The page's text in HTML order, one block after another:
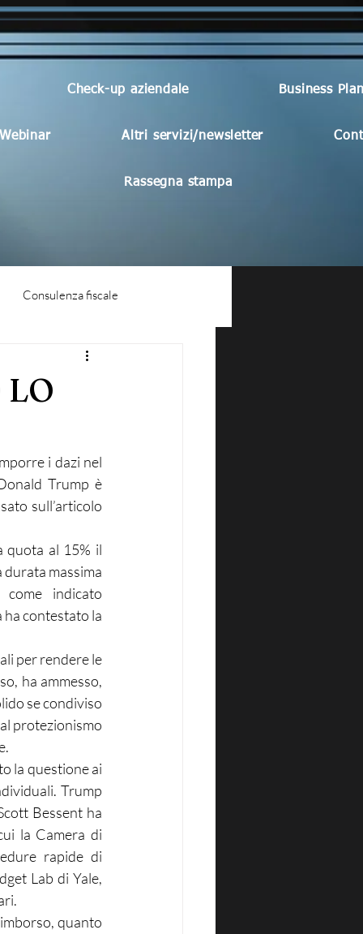
Check-up aziendale Business
Webinar Altri servizi/newsletter
Rassegna stampa
Consulenza fiscale
i dazi nel
Trump è
sull’articolo
quota al 15% il
massima
indicato
ha contestato la
per rendere le
ha ammesso,
se condiviso
protezionismo
la questione ai
Trump
Bessent ha
la Camera di
rapide di
Lab di Yale,
quanto